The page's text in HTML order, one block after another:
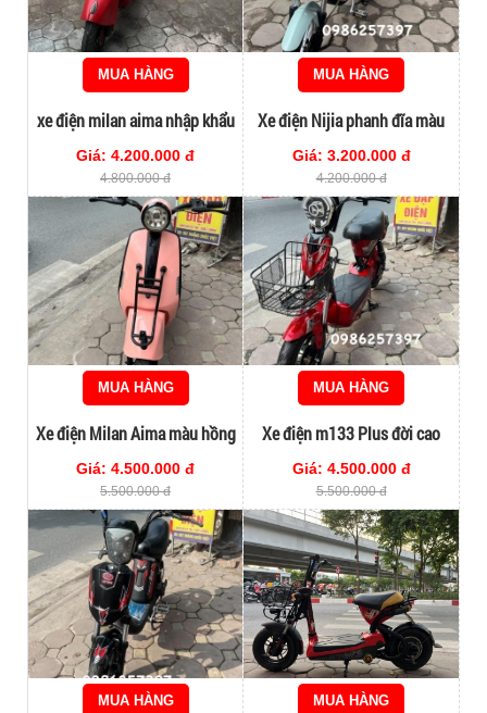
MUA HÀNG
xe điện milan aima nhập khẩu
Giá: 4.200.000 đ
4.800.000 đ
MUA HÀNG
Xe điện Nijia phanh đĩa màu
Giá: 3.200.000 đ
4.200.000 đ
MUA HÀNG
Xe điện Milan Aima màu hồng
Giá: 4.500.000 đ
5.500.000 đ
MUA HÀNG
Xe điện m133 Plus đời cao
Giá: 4.500.000 đ
5.500.000 đ
MUA HÀNG MUA HÀNG